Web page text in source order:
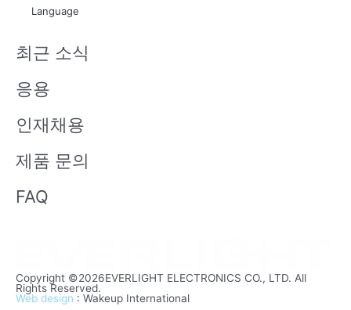
u
e
i
n
Language
최근 소식
응용
인재채용
제품 문의
FAQ
Copyright ©2026EVERLIGHT ELECTRONICS CO., LTD. All
Rights Reserved.
Web design : Wakeup International